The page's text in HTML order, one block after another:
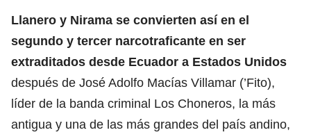
Llanero y Nirama se convierten así en el
segundo y tercer narcotraficante en ser
extraditados desde Ecuador a Estados Unidos
después de José Adolfo Macías Villamar (’Fito),
líder de la banda criminal Los Choneros, la más
antigua y una de las más grandes del país andino,